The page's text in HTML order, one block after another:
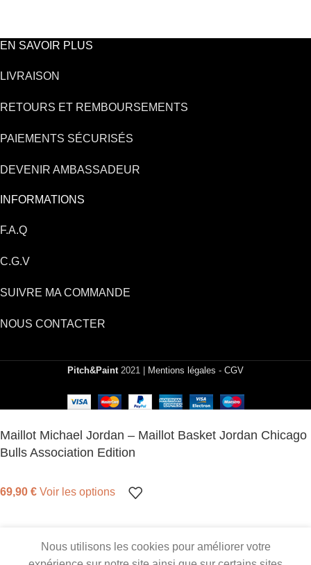
EN SAVOIR PLUS
LIVRAISON
RETOURS ET REMBOURSEMENTS
PAIEMENTS SÉCURISÉS
DEVENIR AMBASSADEUR
INFORMATIONS
F.A.Q
C.G.V
SUIVRE MA COMMANDE
NOUS CONTACTER
Pitch&Paint 2021 | Mentions légales - CGV
Nous utilisons les cookies pour améliorer votre
Maillot Michael Jordan – Maillot Basket Jordan Chicago
Bulls Association Edition
69,90 € Voir les options